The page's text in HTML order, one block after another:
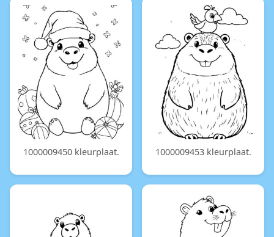
1000009450 kleurplaat. 1000009453 kleurplaat.